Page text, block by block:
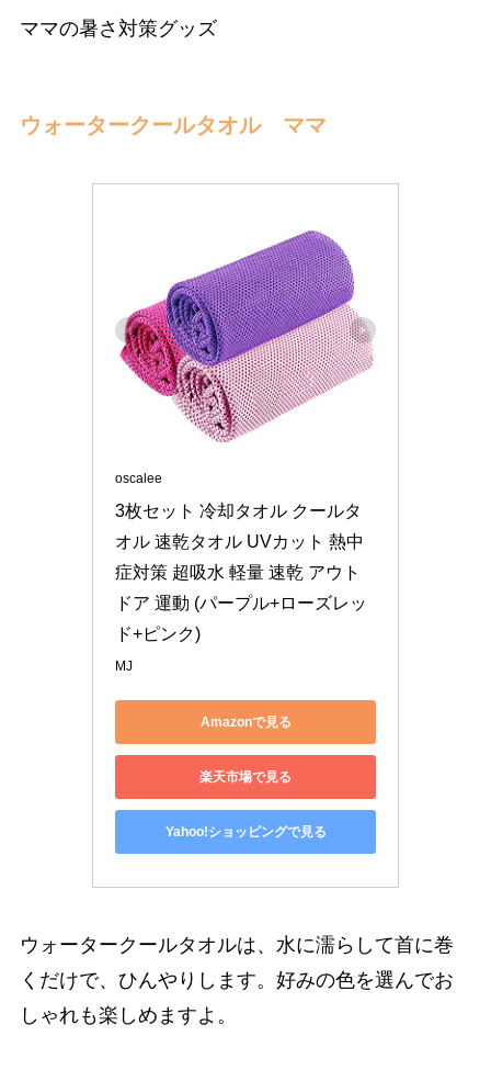
ママの暑さ対策グッズ
ウォータークールタオル ママ
oscalee
3枚セット 冷却タオル クールタ
オル 速乾タオル UVカット 熱中
症対策 超吸水 軽量 速乾 アウト
ドア 運動 (パープル+ローズレッ
ド+ピンク)
MJ
Amazonで見る
楽天市場で見る
Yahoo!ショッピングで見る
ウォータークールタオルは、水に濡らして首に巻
くだけで、ひんやりします。好みの色を選んでお
しゃれも楽しめますよ。